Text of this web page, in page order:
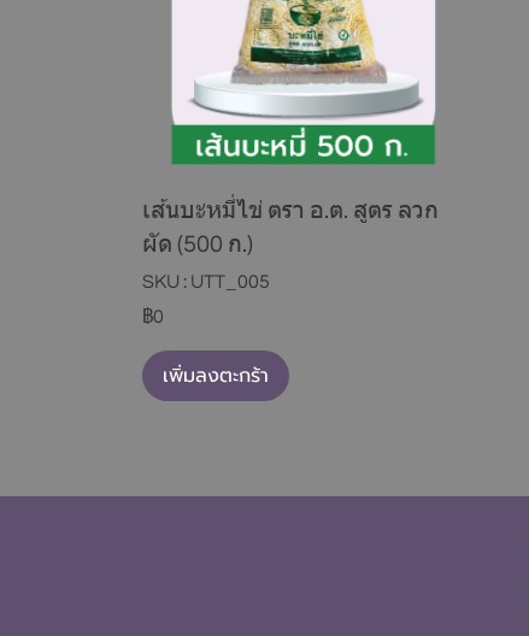
เส้นบะหมี่ไข่ ตรา อ.ต. สูตร ลวก
ผัด (500 ก.)
SKU : UTT_005
฿0
เพิ่มลงตะกร้า